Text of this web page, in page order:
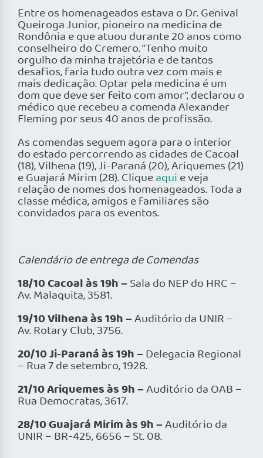
Entre os homenageados estava o Dr. Genival
Queiroga Junior, pioneiro na medicina de
Rondônia e que atuou durante 20 anos como
conselheiro do Cremero. “Tenho muito
orgulho da minha trajetória e de tantos
desafios, faria tudo outra vez com mais e
mais dedicação. Optar pela medicina é um
dom que deve ser feito com amor”, declarou o
médico que recebeu a comenda Alexander
Fleming por seus 40 anos de profissão.
As comendas seguem agora para o interior
do estado percorrendo as cidades de Cacoal
(18), Vilhena (19), Ji-Paraná (20), Ariquemes (21)
e Guajará Mirim (28). Cliqueaqui e veja
relação de nomes dos homenageados. Toda a
classe médica, amigos e familiares são
convidados para os eventos.
Calendário de entrega de Comendas
18/10 Cacoal às 19h –Sala do NEP do HRC –
Av. Malaquita, 3581.
19/10 Vilhena às 19h –Auditório da UNIR –
Av. Rotary Club, 3756.
20/10 Ji-Paraná às 19h –Delegacia Regional
– Rua 7 de setembro, 1928.
21/10 Ariquemes às 9h –Auditório da OAB –
Rua Democratas, 3617.
28/10 Guajará Mirim às 9h –Auditório da
UNIR – BR-425, 6656 – St. 08.